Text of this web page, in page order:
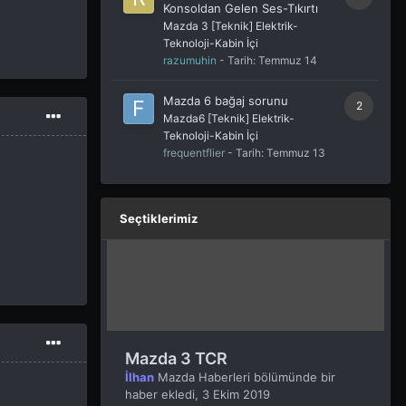
Konsoldan Gelen Ses-Tıkırtı
Mazda 3 [Teknik] Elektrik-
Teknoloji-Kabin İçi
razumuhin - Tarih: Temmuz 14
2
Mazda 6 bağaj sorunu
Mazda6 [Teknik] Elektrik-
Teknoloji-Kabin İçi
frequentflier - Tarih: Temmuz 13
Seçtiklerimiz
Mazda 3 TCR
İlhan Mazda Haberleri bölümünde bir
haber ekledi, 3 Ekim 2019